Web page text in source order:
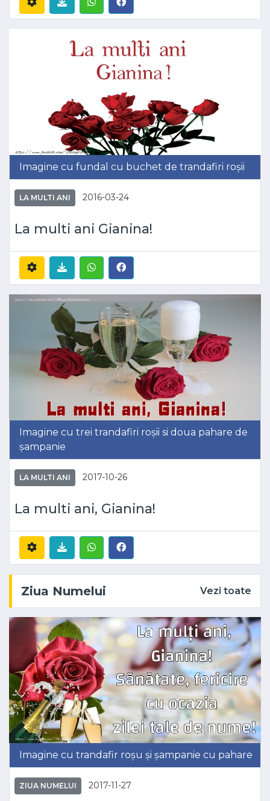
Imagine cu fundal cu buchet de trandafiri roșii
LA MULTI ANI 2016-03-24
La multi ani Gianina!
Imagine cu trei trandafiri roșii si doua pahare de
șampanie
LA MULTI ANI 2017-10-26
La multi ani, Gianina!
Ziua Numelui Vezi toate
Imagine cu trandafir roșu și șampanie cu pahare
ZIUA NUMELUI 2017-11-27